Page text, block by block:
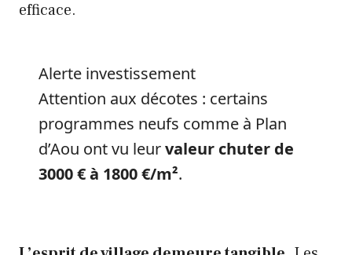
efficace.
Alerte investissement
Attention aux décotes : certains
programmes neufs comme à Plan
d’Aou ont vu leurvaleur chuter de
3000 € à 1800 €/m².